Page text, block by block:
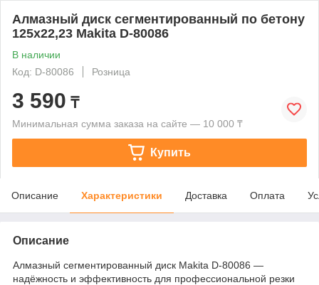
Алмазный диск сегментированный по бетону
125x22,23 Makita D-80086
В наличии
Код: D-80086
Розница
3 590 ₸
Минимальная сумма заказа на сайте — 10 000 ₸
Купить
Описание Характеристики Доставка Оплата
Описание
Алмазный сегментированный диск Makita D-80086 —
надёжность и эффективность для профессиональной резки